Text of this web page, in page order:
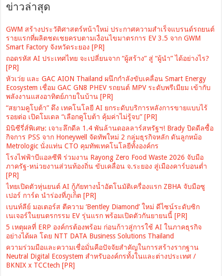
ข่าวล่าสุด
GWM สร้างประวัติศาสตร์หน้าใหม่ ประกาศความสำเร็จแบรนด์รถยนต์
รายแรกที่ผลิตชดเชยครบตามเงื่อนไขมาตรการ EV 3.5 จาก GWM
Smart Factory จังหวัดระยอง [PR]
ถอดรหัส AI ประเทศไทย จะเปลี่ยนจาก “ผู้สร้าง” สู่ “ผู้นำ” ได้อย่างไร?
[PR]
หัวเว่ย และ GAC AION Thailand ผนึกกำลังขับเคลื่อน Smart Energy
Ecosystem เชื่อม GAC GN8 PHEV รถยนต์ MPV ระดับพรีเมียม เข้ากับ
พลังงานแสงอาทิตย์ภายในบ้าน [PR]
“สยามคูโบต้า” ดึง เทคโนโลยี AI ยกระดับบริการหลังการขายแบบไร้
รอยต่อ เปิดโมเดล “เลือกคูโบต้า คุ้มค่าไม่รู้จบ” [PR]
มินิซีรี่ส์พิเศษ: เจาะลึกดีล 1.4 พันล้านดอลลาร์สหรัฐฯ! Brady ปิดดีลซื้อ
กิจการ PSS จาก Honeywell จัดทัพใหม่ 2 กลุ่มธุรกิจหลัก ดันลูกหม้อ
Metrologic นั่งแท่น CTO คุมทัพเทคโนโลยีทั้งองค์กร
โรงไฟฟ้าบีแอลซีพี ร่วมงาน Rayong Zero Food Waste 2026 จับมือ
ภาครัฐ-หน่วยงานส่วนท้องถิ่น ขับเคลื่อน จ.ระยอง สู่เมืองคาร์บอนต่ำ
[PR]
ไทยเปิดตัวหุ่นยนต์ AI กู้ภัยทางน้ำอัตโนมัติเครื่องแรก ZBHA จับมือซู
เปอร์ การ์ด นำร่องที่ภูเก็ต [PR]
เบนท์ลีย์ มอเตอร์ส ตีความ ‘Bentley Diamond’ ใหม่ ดีไซน์ระดับซิก
เนเจอร์ในยนตรกรรม EV รุ่นแรก พร้อมเปิดตัวกันยายนนี้ [PR]
5 เหตุผลที่ ERP องค์กรต้องพร้อม ก่อนก้าวสู่การใช้ AI ในภาคธุรกิจ
อย่างได้ผล โดย NTT DATA Business Solutions Thailand
ความร่วมมือและความเชื่อมั่นคือปัจจัยสำคัญในการสร้างรากฐาน
Neutral Digital Ecosystem สำหรับองค์กรทั้งในและต่างประเทศ /
BKNIX x TCCtech [PR]